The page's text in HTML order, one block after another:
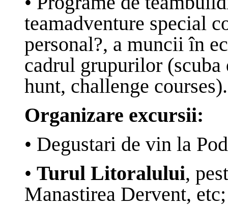
teamadventure special
personal?, a muncii în
cadrul grupurilor (
hunt, challenge courses).
Organizare excursii:
• Degustari de vin la
• Turul Litoralului,
Manastirea Dervent, etc;